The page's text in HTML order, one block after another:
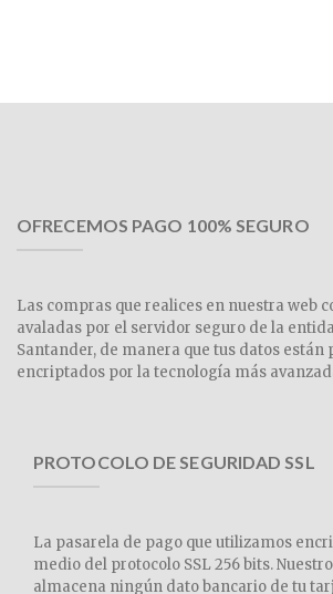
OFRECEMOS PAGO 100% SEGURO
Las compras que realices en nuestra web
avaladas por el servidor seguro de la
Santander, de manera que tus datos están
encriptados por la tecnología más
PROTOCOLO DE SEGURIDAD SSL
La pasarela de pago que utilizamos
medio del protocolo SSL 256 bits.
almacena ningún dato bancario de tu